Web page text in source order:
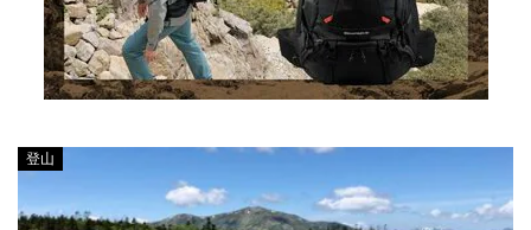
登山